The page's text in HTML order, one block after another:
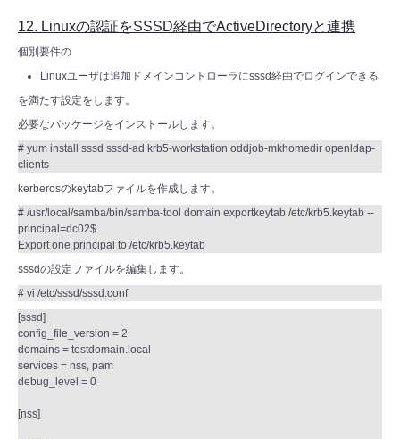
12. Linuxの認証をSSSD経由でActiveDirectoryと連携
個別要件の
Linuxユーザは追加ドメインコントローラにsssd経由でログインできる
を満たす設定をします。
必要なパッケージをインストールします。
# yum install sssd sssd-ad krb5-workstation oddjob-mkhomedir openldap-
clients
kerberosのkeytabファイルを作成します。
# /usr/local/samba/bin/samba-tool domain exportkeytab /etc/krb5.keytab --
principal=dc02$
Export one principal to /etc/krb5.keytab
sssdの設定ファイルを編集します。
# vi /etc/sssd/sssd.conf
[sssd]
config_file_version = 2
domains = testdomain.local
services = nss, pam
debug_level = 0
[nss]